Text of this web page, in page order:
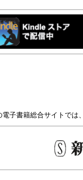
電子書籍総合サイトでは